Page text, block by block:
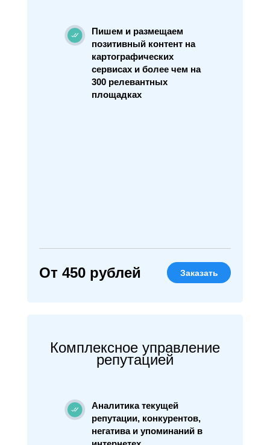
Пишем и размещаем
позитивный контент на
картографических
сервисах и более чем на
300 релевантных
площадках
От 450 рублей Заказать
Комплексное управление
репутацией
Аналитика текущей
репутации, конкурентов,
негатива и упоминаний в